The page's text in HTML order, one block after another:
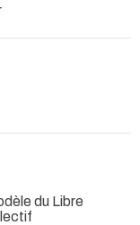
du Libre